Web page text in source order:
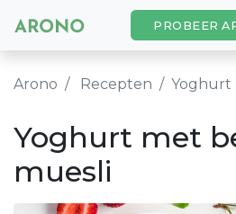
PROBEER
Arono Recepten Yoghurt
Yoghurt met
muesli